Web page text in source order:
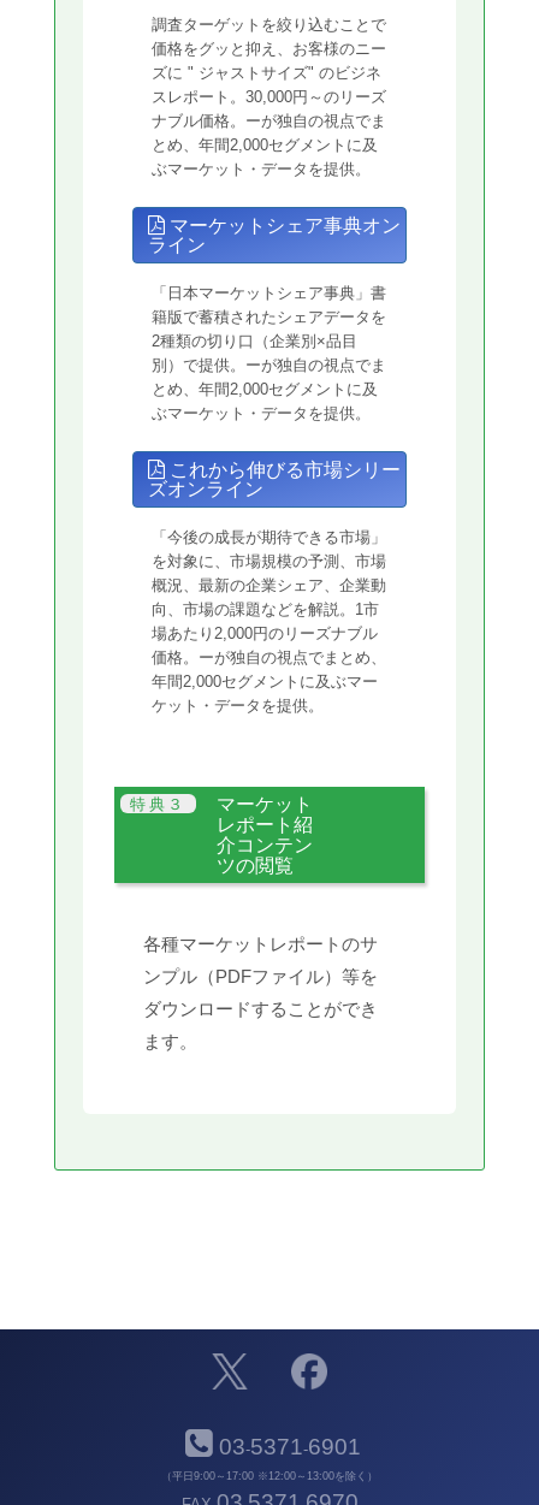
調査ターゲットを絞り込むことで
価格をグッと抑え、お客様のニー
ズに " ジャストサイズ" のビジネ
スレポート。30,000円～のリーズ
ナブル価格。ーが独自の視点でま
とめ、年間2,000セグメントに及
ぶマーケット・データを提供。
マーケットシェア事典オン
ライン
「日本マーケットシェア事典」書
籍版で蓄積されたシェアデータを
2種類の切り口（企業別×品目
別）で提供。ーが独自の視点でま
とめ、年間2,000セグメントに及
ぶマーケット・データを提供。
これから伸びる市場シリー
ズオンライン
「今後の成長が期待できる市場」
を対象に、市場規模の予測、市場
概況、最新の企業シェア、企業動
向、市場の課題などを解説。1市
場あたり2,000円のリーズナブル
価格。ーが独自の視点でまとめ、
年間2,000セグメントに及ぶマー
ケット・データを提供。
マーケット
レポート紹
介コンテン
ツの閲覧
各種マーケットレポートのサ
ンプル（PDFファイル）等を
ダウンロードすることができ
ます。
03-5371-6901
（平日9:00～17:00 ※12:00～13:00を除く）